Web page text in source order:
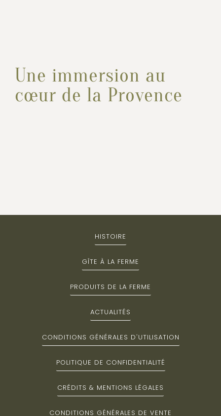
Une immersion au
cœur de la Provence
HISTOIRE
GÎTE À LA FERME
PRODUITS DE LA FERME
ACTUALITÉS
CONDITIONS GÉNÉRALES D'UTILISATION
POLITIQUE DE CONFIDENTIALITÉ
CRÉDITS & MENTIONS LÉGALES
CONDITIONS GÉNÉRALES DE VENTE